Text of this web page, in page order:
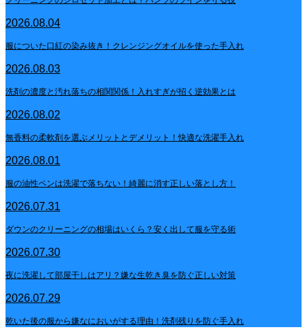
2026.08.04
服についた口紅の染み抜き！クレンジングオイルを使った手入れ
2026.08.03
洗剤の濃度と汚れ落ちの相関関係！入れすぎが招く逆効果とは
2026.08.02
無香料の柔軟剤を選ぶメリットとデメリット！快適な洗濯手入れ
2026.08.01
服の油性ペンは洗濯で落ちない！綺麗に消す正しい落とし方！
2026.07.31
ダウンのクリーニングの相場はいくら？安く出して服を守る術
2026.07.30
夜に洗濯して部屋干しはアリ？嫌な生乾き臭を防ぐ正しい対策
2026.07.29
乾いた後の服から嫌なにおいがする理由！洗剤残りを防ぐ手入れ